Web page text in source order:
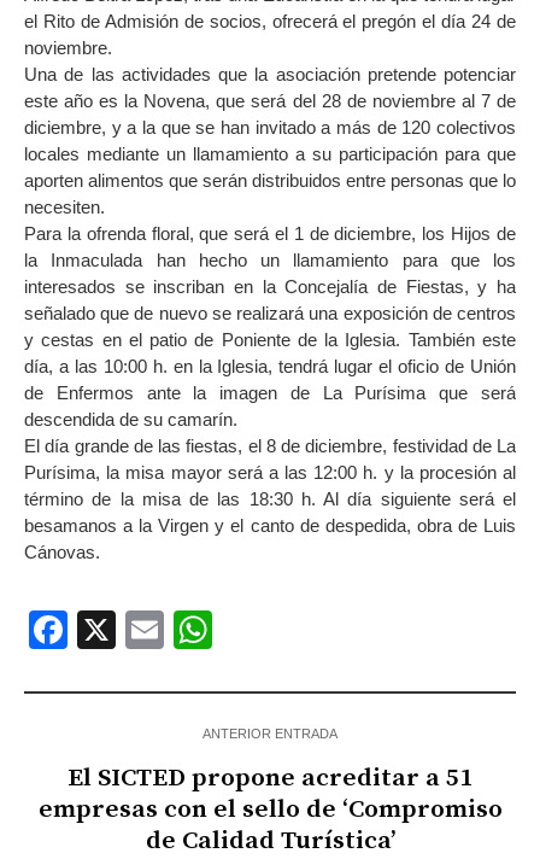
el Rito de Admisión de socios, ofrecerá el pregón el día 24 de
noviembre.
Una de las actividades que la asociación pretende potenciar
este año es la Novena, que será del 28 de noviembre al 7 de
diciembre, y a la que se han invitado a más de 120 colectivos
locales mediante un llamamiento a su participación para que
aporten alimentos que serán distribuidos entre personas que lo
necesiten.
Para la ofrenda floral, que será el 1 de diciembre, los Hijos de
la Inmaculada han hecho un llamamiento para que los
interesados se inscriban en la Concejalía de Fiestas, y ha
señalado que de nuevo se realizará una exposición de centros
y cestas en el patio de Poniente de la Iglesia. También este
día, a las 10:00 h. en la Iglesia, tendrá lugar el oficio de Unión
de Enfermos ante la imagen de La Purísima que será
descendida de su camarín.
El día grande de las fiestas, el 8 de diciembre, festividad de La
Purísima, la misa mayor será a las 12:00 h. y la procesión al
término de la misa de las 18:30 h. Al día siguiente será el
besamanos a la Virgen y el canto de despedida, obra de Luis
Cánovas.
Facebook
X Email
ANTERIOR ENTRADA
El SICTED propone acreditar a 51
empresas con el sello de ‘Compromiso
de Calidad Turística’